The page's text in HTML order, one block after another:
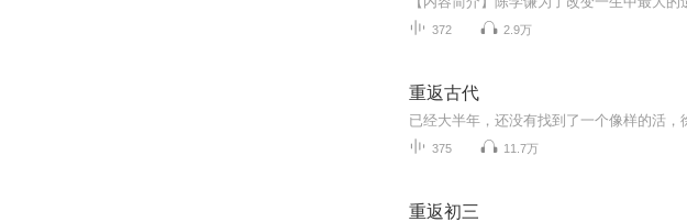
372 2.9万
重返古代
375 11.7万
重返初三